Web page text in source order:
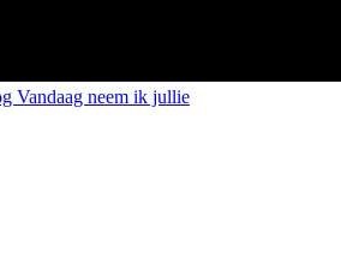
Vandaag neem ik jullie